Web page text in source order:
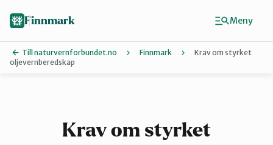
Finnmark
Till naturvernforbundet.no Finnmark
Krav om styrket
oljevernberedskap
Krav om styrket